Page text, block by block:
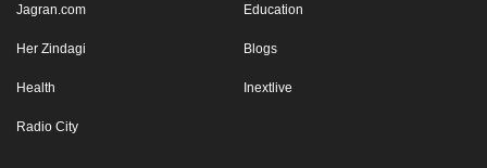
Jagran.com Education
Her Zindagi Blogs
Health Inextlive
Radio City